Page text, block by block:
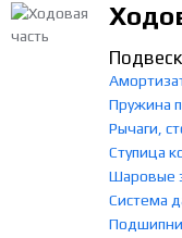
Пружина
Рычаги,
Ступица
Шаровые
Система